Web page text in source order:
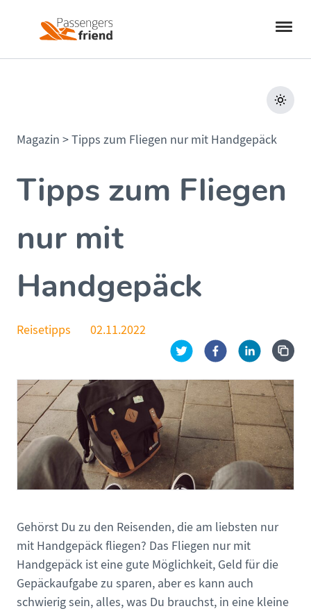
Magazin >Tipps zum Fliegen nur mit Handgepäck
Tipps zum Fliegen
nur mit
Handgepäck
Reisetipps 02.11.2022
Gehörst Du zu den Reisenden, die am liebsten nur
mit Handgepäck fliegen? Das Fliegen nur mit
Handgepäck ist eine gute Möglichkeit, Geld für die
Gepäckaufgabe zu sparen, aber es kann auch
schwierig sein, alles, was Du brauchst, in eine kleine